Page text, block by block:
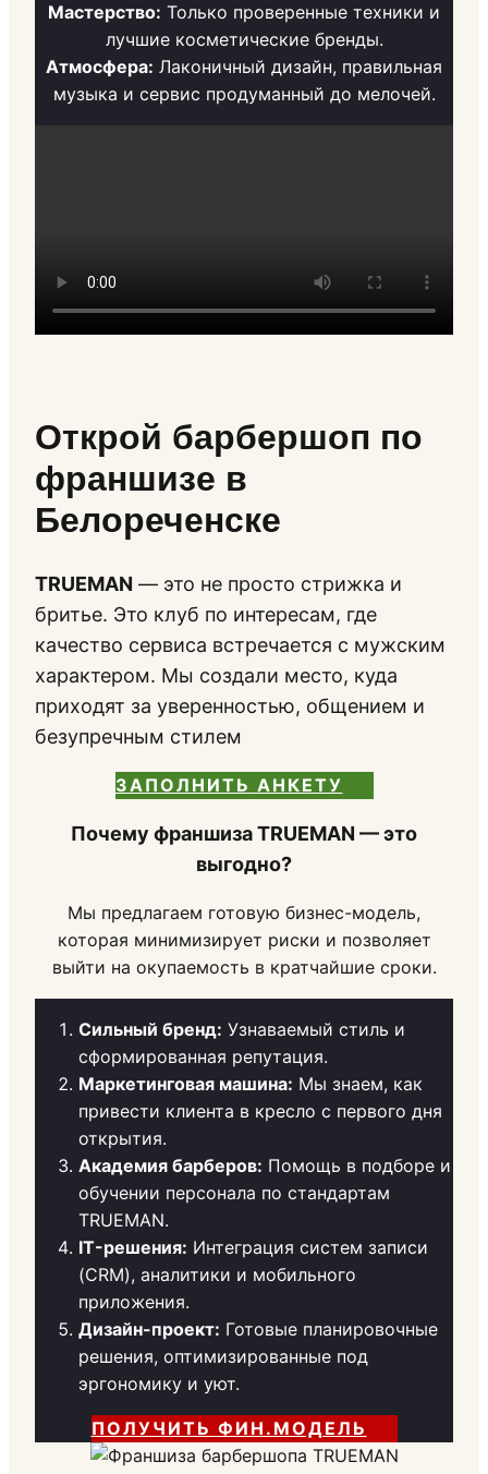
Мастерство: Только проверенные техники и
лучшие косметические бренды.
Атмосфера: Лаконичный дизайн, правильная
музыка и сервис продуманный до мелочей.
Открой барбершоп по
франшизе в
Белореченске
TRUEMAN — это не просто стрижка и
бритье. Это клуб по интересам, где
качество сервиса встречается с мужским
характером. Мы создали место, куда
приходят за уверенностью, общением и
безупречным стилем
ЗАПОЛНИТЬ АНКЕТУ
Почему франшиза TRUEMAN — это
выгодно?
Мы предлагаем готовую бизнес-модель,
которая минимизирует риски и позволяет
выйти на окупаемость в кратчайшие сроки.
Сильный бренд: Узнаваемый стиль и
сформированная репутация.
Маркетинговая машина: Мы знаем, как
привести клиента в кресло с первого дня
открытия.
Академия барберов: Помощь в подборе и
обучении персонала по стандартам
TRUEMAN.
IT-решения: Интеграция систем записи
(CRM), аналитики и мобильного
приложения.
Дизайн-проект: Готовые планировочные
решения, оптимизированные под
эргономику и уют.
ПОЛУЧИТЬ ФИН.МОДЕЛЬ